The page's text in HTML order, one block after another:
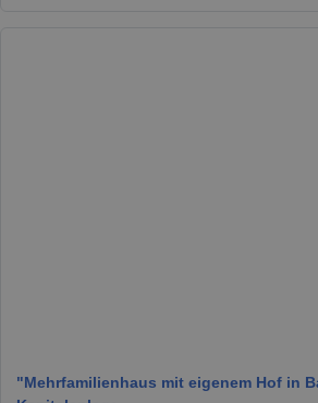
"Mehrfamilienhaus mit eigenem Hof in